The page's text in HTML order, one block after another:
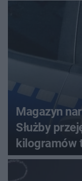
Magazyn
Służby
kilogramów